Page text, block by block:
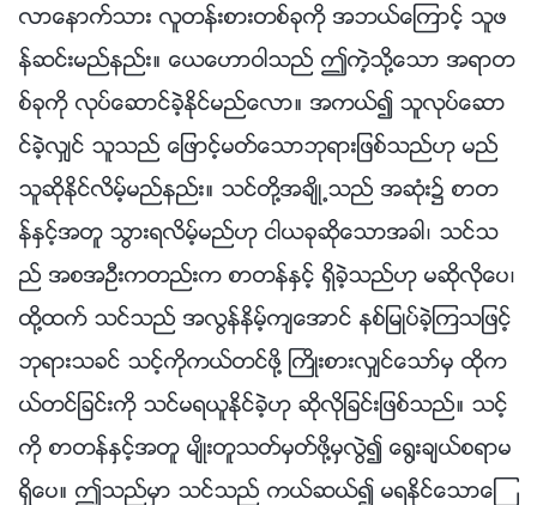
လာေနာက္သား လူတန္းစားတစ္ခုကို အဘယ္ေၾကာင့္ သူဖ
န္ဆင္းမည္နည္း။ ေယေဟာဝါသည္ ဤကဲ့သို႔ေသာ အရာတ
စ္ခုကို လုပ္ေဆာင္ခဲ့ႏိုင္မည္ေလာ။ အကယ္၍ သူလုပ္ေဆာ
င္ခဲ့လွ်င္ သူသည္ ေျဖာင့္မတ္ေသာဘုရားျဖစ္သည္ဟု မည္
သူဆိုႏိုင္လိမ့္မည္နည္း။ သင္တို႔အခ်ိဳ႕သည္ အဆုံး၌ စာတ
န္ႏွင့္အတူ သြားရလိမ့္မည္ဟု ငါယခုဆိုေသာအခါ၊ သင္သ
ည္ အစအဦးကတည္းက စာတန္ႏွင့္ ရွိခဲ့သည္ဟု မဆိုလိုေပ၊
ထို႔ထက္ သင္သည္ အလြန္နိမ့္က်ေအာင္ နစ္ျမဳပ္ခဲ့ၾကသျဖင့္
ဘုရားသခင္ သင့္ကိုကယ္တင္ဖို႔ ႀကိဳးစားလွ်င္ေသာ္မွ ထိုက
ယ္တင္ျခင္းကို သင္မရယူႏိုင္ခဲ့ဟု ဆိုလိုျခင္းျဖစ္သည္။ သင့္
ကို စာတန္ႏွင့္အတူ မ်ိဳးတူသတ္မွတ္ဖို႔မွလြဲ၍ ေ႐ြးခ်ယ္စရာမ
ရွိေပ။ ဤသည္မွာ သင္သည္ ကယ္ဆယ္၍ မရႏိုင္ေသာေၾ